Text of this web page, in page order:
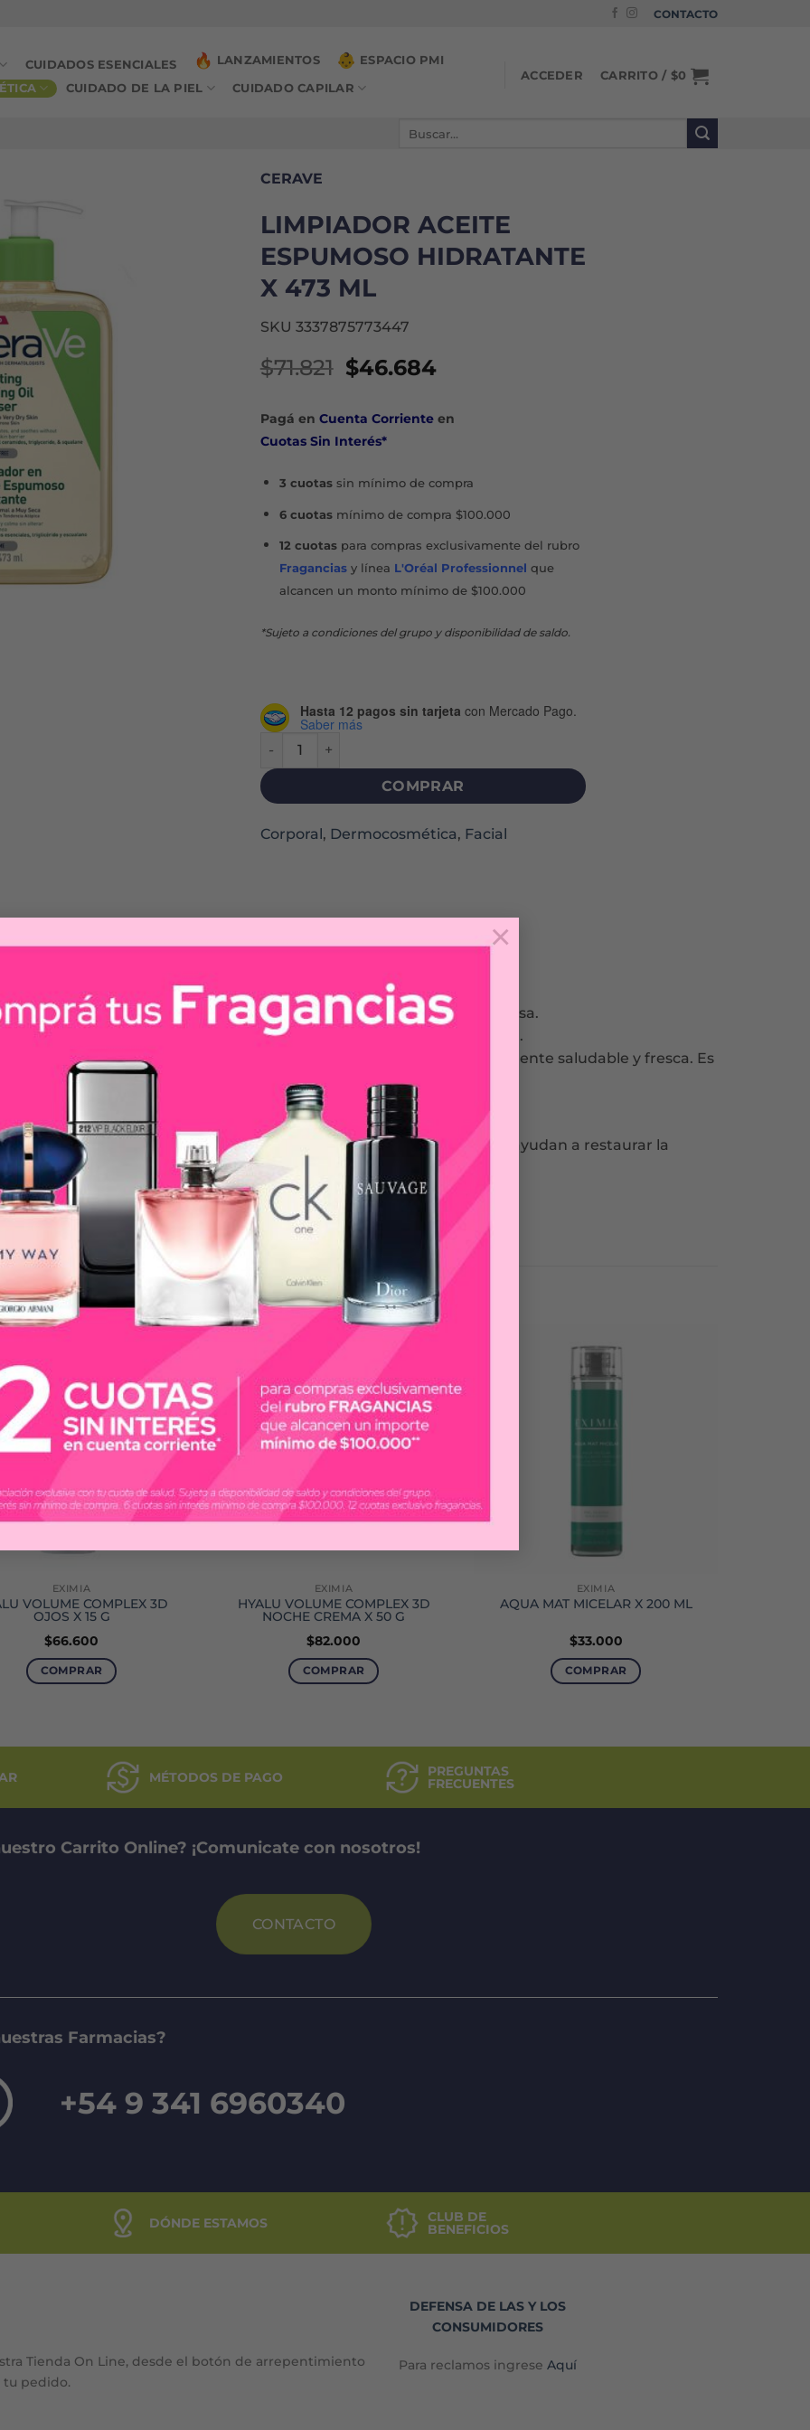
×
CONTACTO
CUIDADOS ESENCIALES LANZAMIENTOS ESPACIO PMI
CUIDADO DE LA PIEL CUIDADO CAPILAR
ACCEDER CARRITO / $0
CERAVE
LIMPIADOR ACEITE
ESPUMOSO HIDRATANTE
X 473 ML
SKU 3337875773447
$71.821 El
original
era:
$71.821.
$46.684El
actual
es:
Pagá en Cuenta Corrienteen
Cuotas Sin Interés*
3 cuotassin mínimo de compra
6 cuotasmínimo de compra $100.000
12 cuotaspara compras exclusivamente del rubro
Fraganciasy línea L'Oréal Professionnel que
alcancen un monto mínimo de $100.000
*Sujeto a condiciones del grupo y disponibilidad de saldo.
Hasta 12 pagos sin tarjeta con Mercado Pago.
Saber más
LIMPIADOR ACEITE ESPUMOSO HIDRATANTE X 473 ML cantidad
COMPRAR
Corporal, Dermocosmética, Facial
a espuma que limpia e hidrata la piel sin dejar sensación grasosa.
de la superficie de la piel al mismo tiempo que la hidrata y calma.
un confort nutritivo que deja la piel en el rostro y el cuerpo visiblemente saludable y fresca. Es
escualano, la Tecnología patentada MVE y Ácido Hialurónico, que ayudan a restaurar la
durante 24 horas.
atópica.
EXIMIA
VOLUME COMPLEX 3D
OJOS X 15 G
$66.600
COMPRAR
EXIMIA
HYALU VOLUME COMPLEX 3D
NOCHE CREMA X 50 G
$82.000
COMPRAR
EXIMIA
AQUA MAT MICELAR X 200 ML
$33.000
COMPRAR
MÉTODOS DE PAGO PREGUNTAS
FRECUENTES
Carrito Online? ¡Comunicate con nosotros!
CONTACTO
Farmacias?
+54 9 341 6960340
DÓNDE ESTAMOS CLUB DE
BENEFICIOS
Tienda On Line, desde el botón de arrepentimiento
tu pedido.
DEFENSA DE LAS Y LOS
CONSUMIDORES
Para reclamos ingrese Aquí